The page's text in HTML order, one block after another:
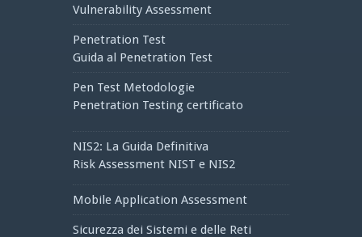
Vulnerability Assessment
Penetration Test
Guida al Penetration Test
Pen Test Metodologie
Penetration Testing certificato
NIS2: La Guida Definitiva
Risk Assessment NIST e NIS2
Mobile Application Assessment
Sicurezza dei Sistemi e delle Reti